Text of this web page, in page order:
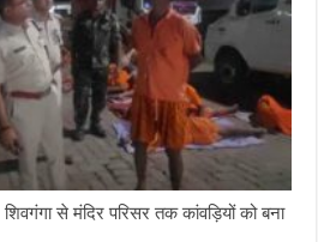
से मंदिर परिसर तक कांवड़ियों को बना